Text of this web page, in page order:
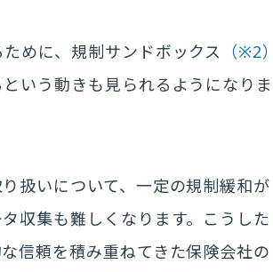
めに、規制サンドボックス
（※2）
いう動きも見られるようになりま
扱いについて、一定の規制緩和が
収集も難しくなります。こうした
信頼を積み重ねてきた保険会社の